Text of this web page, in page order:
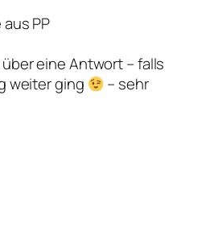
PP
eine Antwort – falls
weiter ging
– sehr